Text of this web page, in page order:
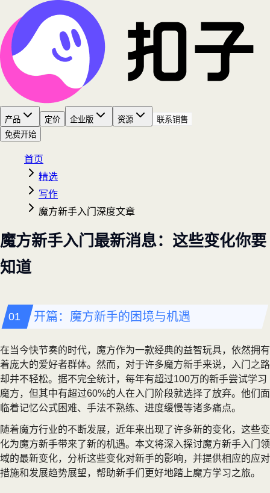
产品 定价 企业版 资源
联系销售
免费开始
首页
精选
写作
魔方新手入门深度文章
魔方新手入门最新消息：这些变化你要
知道
开篇：魔方新手的困境与机遇
在当今快节奏的时代，魔方作为一款经典的益智玩具，依然拥有
着庞大的爱好者群体。然而，对于许多魔方新手来说，入门之路
却并不轻松。据不完全统计，每年有超过100万的新手尝试学习
魔方，但其中有超过60%的人在入门阶段就选择了放弃。他们面
临着记忆公式困难、手法不熟练、进度缓慢等诸多痛点。
随着魔方行业的不断发展，近年来出现了许多新的变化，这些变
化为魔方新手带来了新的机遇。本文将深入探讨魔方新手入门领
域的最新变化，分析这些变化对新手的影响，并提供相应的应对
措施和发展趋势展望，帮助新手们更好地踏上魔方学习之旅。